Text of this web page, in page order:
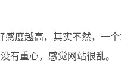
感度越高，其实不然，一
有重心，感觉网站很乱。